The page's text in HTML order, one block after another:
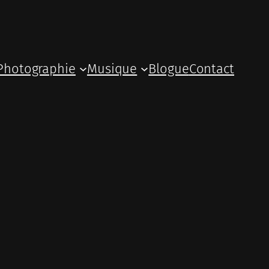
Musique BlogueContact